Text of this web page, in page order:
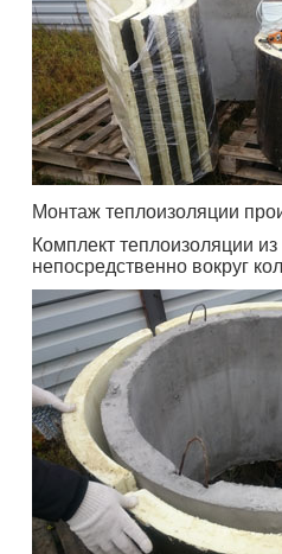
Монтаж теплоизоляции
Комплект теплоизоляции
непосредственно вокруг